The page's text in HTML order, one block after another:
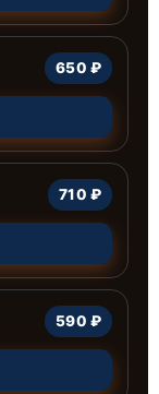
650 ₽
710 ₽
590 ₽